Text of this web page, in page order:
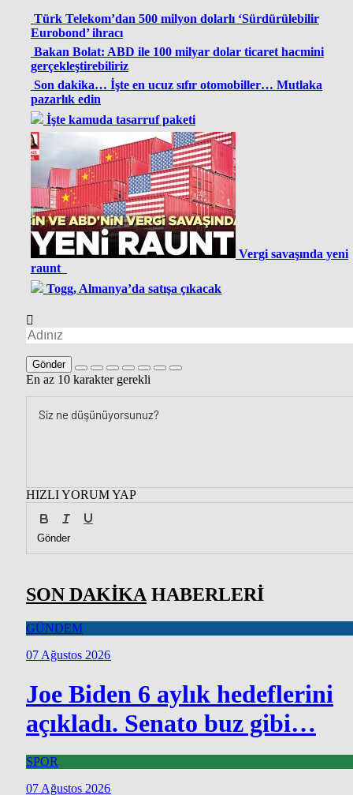
Türk Telekom’dan 500 milyon dolarlı ‘Sürdürülebilir
Eurobond’ ihracı
Bakan Bolat: ABD ile 100 milyar dolar ticaret hacmini
gerçekleştirebiliriz
Son dakika… İşte en ucuz sıfır otomobiller… Mutlaka
pazarlık edin
İşte kamuda tasarruf paketi
Vergi savaşında yeni
raunt
Togg, Almanya’da satışa çıkacak
Gönder
En az 10 karakter gerekli
HIZLI YORUM YAP
Gönder
SON DAKİKA HABERLERİ
GÜNDEM
07 Ağustos 2026
Joe Biden 6 aylık hedeflerini
açıkladı. Senato buz gibi…
SPOR
07 Ağustos 2026